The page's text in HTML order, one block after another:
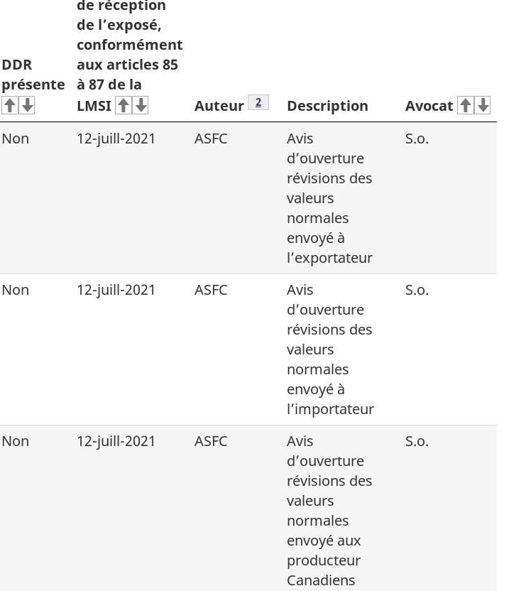
DDR
présente
de réception
de l’exposé,
conformément
aux articles 85
à 87 de la
LMSI
Auteur Note de bas de page
2 Description
Avocat
Non 12-juill-2021 ASFC
Avis
d’ouverture
révisions des
valeurs
normales
envoyé à
l’exportateur
S.o.
Non 12-juill-2021 ASFC
Avis
d’ouverture
révisions des
valeurs
normales
envoyé à
l’importateur
S.o.
Non 12-juill-2021 ASFC
Avis
d’ouverture
révisions des
valeurs
normales
envoyé aux
producteur
Canadiens
S.o.